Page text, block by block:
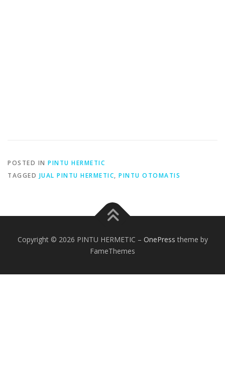
POSTED IN PINTU HERMETIC
TAGGED JUAL PINTU HERMETIC, PINTU OTOMATIS
Copyright © 2026 PINTU HERMETIC – OnePress theme by
FameThemes